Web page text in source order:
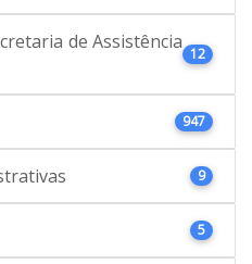
de Assistência
12
947
9
5